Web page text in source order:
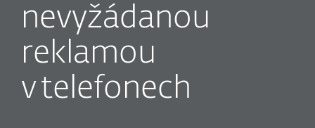
nevyžádanou
reklamou
v telefonech